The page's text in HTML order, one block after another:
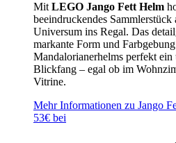
Mit LEGO Jango Fett Helm
beeindruckendes Sammlerstück
Universum ins Regal. Das
markante Form und
Mandalorianerhelms perfekt
Blickfang – egal ob im
Vitrine.
Mehr Informationen zu Jango
53€ bei